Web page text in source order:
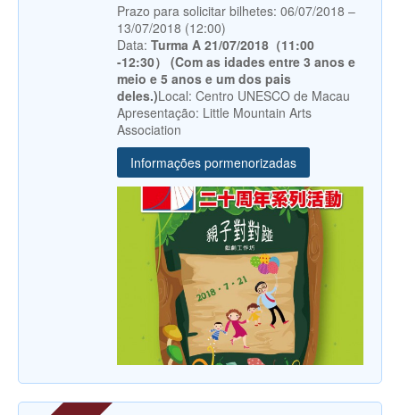
Prazo para solicitar bilhetes: 06/07/2018 –
13/07/2018 (12:00)
Data: Turma A 21/07/2018（11:00
-12:30） (Com as idades entre 3 anos e
meio e 5 anos e um dos pais
deles.)Local: Centro UNESCO de Macau
Apresentação: Little Mountain Arts
Association
Informações pormenorizadas